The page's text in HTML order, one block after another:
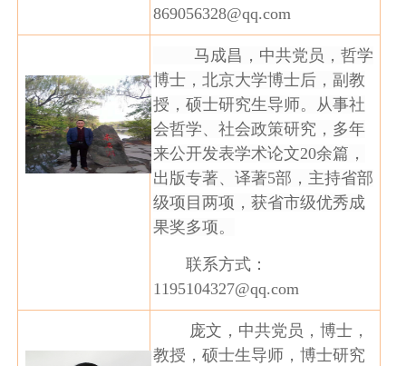
869056328@qq.com
马成昌，中共党员，哲学
博士，北京大学博士后，副教
授，硕士研究生导师。从事社
会哲学、社会政策研究，多年
来公开发表学术论文20余篇，
出版专著、译著5部，主持省部
级项目两项，获省市级优秀成
果奖多项。
联系方式：
1195104327@qq.com
庞文，中共党员，博士，
教授，硕士生导师，博士研究